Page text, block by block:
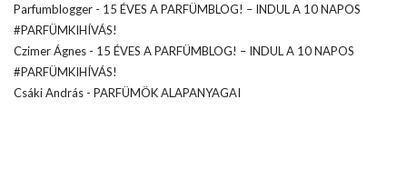
Parfumblogger - 15 ÉVES A PARFÜMBLOG! – INDUL A 10 NAPOS
#PARFÜMKIHÍVÁS!
Czimer Ágnes - 15 ÉVES A PARFÜMBLOG! – INDUL A 10 NAPOS
#PARFÜMKIHÍVÁS!
Csáki András - PARFÜMÖK ALAPANYAGAI